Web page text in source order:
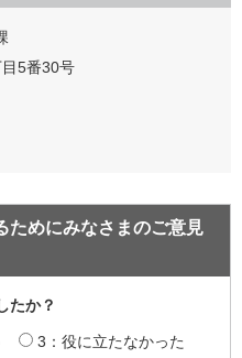
5番30号
ためにみなさまのご意見
たか？
3：役に立たなかった